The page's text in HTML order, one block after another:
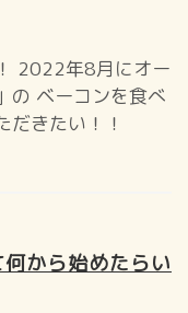
2022年8月にオー
の ベーコンを食べ
だきたい！！
何から始めたらい